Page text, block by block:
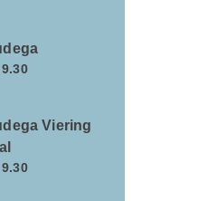
9.30
Viering
9.30